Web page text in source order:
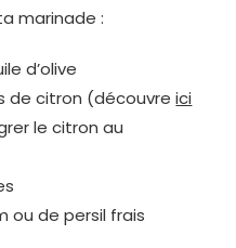
marinade :
d’olive
de citron (découvreici
le citron au
ou de persil frais